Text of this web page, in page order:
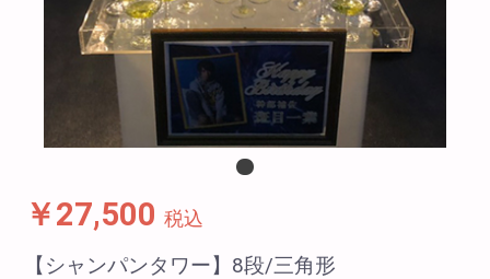
￥27,500 税込
【シャンパンタワー】8段/三角形